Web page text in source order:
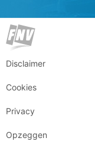
Disclaimer
Cookies
Privacy
Opzeggen